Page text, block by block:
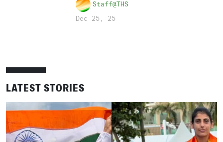
Staff@THS
Dec 25, 25
LATEST STORIES